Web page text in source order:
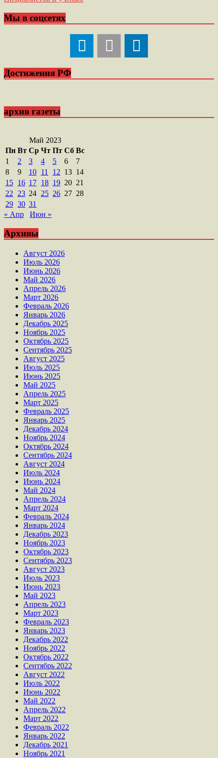
Мы в соцсетях
Достижения РФ
архив газеты
Май 2023
Пн Вт Ср Чт Пт Сб Вс
1
2 3 4 5 6
7
8
9 10 11 12 13 14
15 16 17 18 19 20 21
22
23 24 25 26 27 28
29 30 31
« Апр
Июн »
Архивы
Август 2026
Июль 2026
Июнь 2026
Май 2026
Апрель 2026
Март 2026
Февраль 2026
Январь 2026
Декабрь 2025
Ноябрь 2025
Октябрь 2025
Сентябрь 2025
Август 2025
Июль 2025
Июнь 2025
Май 2025
Апрель 2025
Март 2025
Февраль 2025
Январь 2025
Декабрь 2024
Ноябрь 2024
Октябрь 2024
Сентябрь 2024
Август 2024
Июль 2024
Июнь 2024
Май 2024
Апрель 2024
Март 2024
Февраль 2024
Январь 2024
Декабрь 2023
Ноябрь 2023
Октябрь 2023
Сентябрь 2023
Август 2023
Июль 2023
Июнь 2023
Май 2023
Апрель 2023
Март 2023
Февраль 2023
Январь 2023
Декабрь 2022
Ноябрь 2022
Октябрь 2022
Сентябрь 2022
Август 2022
Июль 2022
Июнь 2022
Май 2022
Апрель 2022
Март 2022
Февраль 2022
Январь 2022
Декабрь 2021
Ноябрь 2021